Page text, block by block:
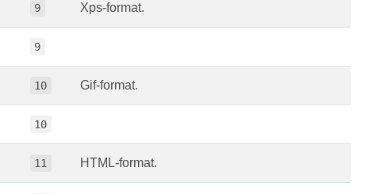
9 Xps-format.
9
10 Gif-format.
10
11 HTML-format.